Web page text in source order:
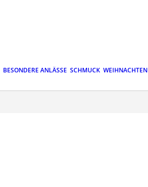
BESONDERE ANLÄSSE SCHMUCK WEIHNACHTEN